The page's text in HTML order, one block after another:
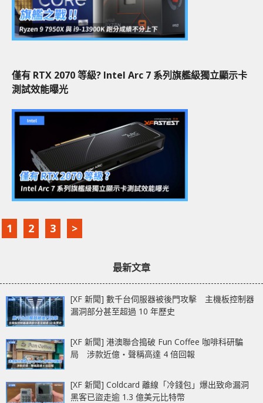
僅有 RTX 2070 等級? Intel Arc 7 系列旗艦級獨立顯示卡
測試效能曝光
1 2 3 >
最新文章
[XF 新聞] 數千台伺服器被後門攻擊 主機板控制器
漏洞部分甚至超過 10 年歷史
[XF 新聞] 港澳聯合搗破 Fun Coffee 咖啡科研騙
局 涉款近億‧聲稱高達 4 倍回報
[XF 新聞] Coldcard 離線「冷錢包」爆出致命漏洞
黑客已盜走逾 1.3 億美元比特幣